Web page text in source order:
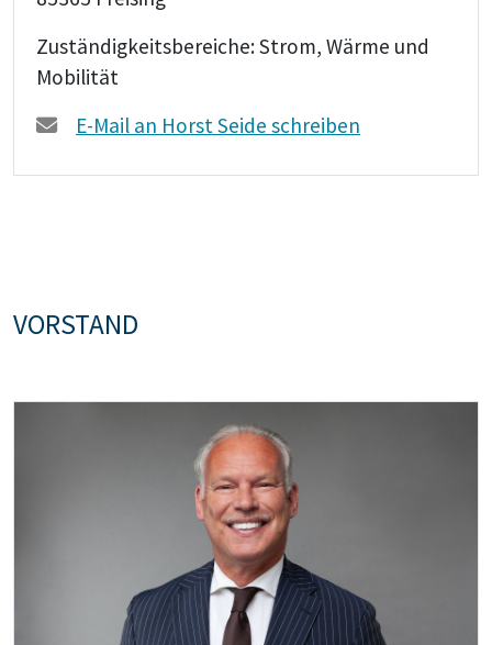
Zuständigkeitsbereiche: Strom, Wärme und
Mobilität
E-Mail an Horst Seide schreiben
VORSTAND